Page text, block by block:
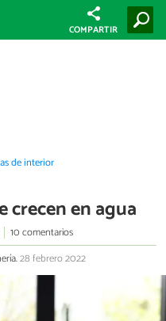
COMPARTIR
de interior
crecen en agua
10 comentarios
28 febrero 2022